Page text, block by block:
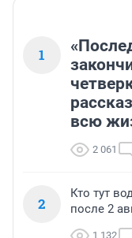
1
всю
2 061
2
Кто тут
после 2
1 132